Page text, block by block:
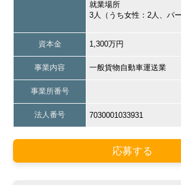
就業場所
3人（うち女性：2人、パ
資本金 1,300万円
事業内容 一般貨物自動車運送業
事業所番号
法人番号 7030001033931
応募する